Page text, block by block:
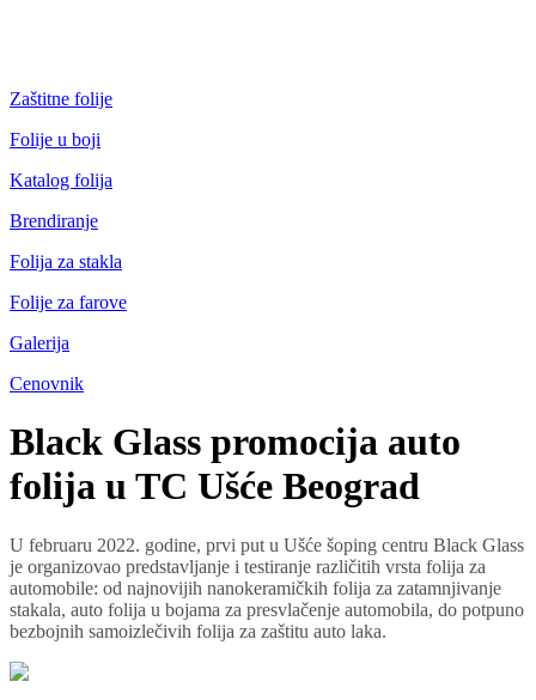
Zaštitne folije
Folije u boji
Katalog folija
Brendiranje
Folija za stakla
Folije za farove
Galerija
Cenovnik
Black Glass promocija auto
folija u TC Ušće Beograd
U februaru 2022. godine, prvi put u Ušće šoping centru Black Glass
je organizovao predstavljanje i testiranje različitih vrsta folija za
automobile: od najnovijih nanokeramičkih folija za zatamnjivanje
stakala, auto folija u bojama za presvlačenje automobila, do potpuno
bezbojnih samoizlečivih folija za zaštitu auto laka.